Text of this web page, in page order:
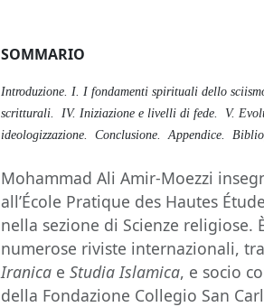
SOMMARIO
Introduzione. I. I fondamenti spirituali dello
scritturali.
IV. Iniziazione e livelli di fede.
V.
ideologizzazione.
Conclusione. Appendice.
Mohammad Ali Amir-Moezzi
all’École Pratique des Hautes
nella sezione di Scienze
numerose riviste internazionali,
Iranica eStudia Islamica, e socio
della Fondazione Collegio San